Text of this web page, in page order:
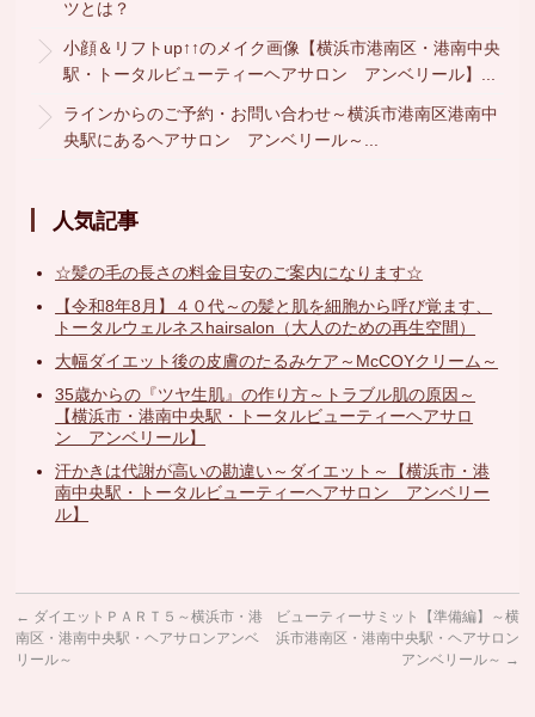
ツとは？
小顔＆リフトup↑↑のメイク画像【横浜市港南区・港南中央
駅・トータルビューティーヘアサロン アンベリール】...
ラインからのご予約・お問い合わせ～横浜市港南区港南中
央駅にあるヘアサロン アンベリール～...
人気記事
☆髪の毛の長さの料金目安のご案内になります☆
【令和8年8月】４０代～の髪と肌を細胞から呼び覚ます、
トータルウェルネスhairsalon（大人のための再生空間）
大幅ダイエット後の皮膚のたるみケア～McCOYクリーム～
35歳からの『ツヤ生肌』の作り方～トラブル肌の原因～
【横浜市・港南中央駅・トータルビューティーヘアサロ
ン アンベリール】
汗かきは代謝が高いの勘違い～ダイエット～【横浜市・港
南中央駅・トータルビューティーヘアサロン アンベリー
ル】
← ダイエットＰＡＲＴ５～横浜市・港
南区・港南中央駅・ヘアサロンアンベ
リール～
ビューティーサミット【準備編】～横
浜市港南区・港南中央駅・ヘアサロン
アンベリール～ →